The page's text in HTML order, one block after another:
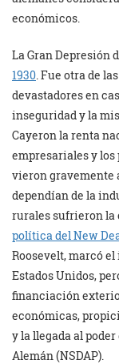
económicos.
La Gran Depresión
1930. Fue otra de
devastadores en
inseguridad y la
Cayeron la renta
empresariales y los
vieron gravemente
dependían de la
rurales sufrieron la
política del New
Roosevelt, marcó
Estados Unidos,
financiación
económicas,
y la llegada al
Alemán (NSDAP).